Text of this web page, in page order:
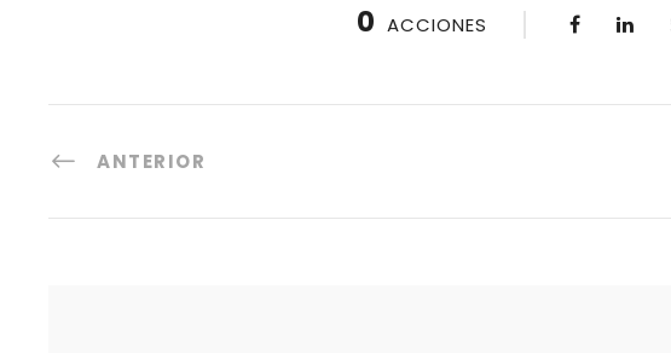
0 ACCIONES
ANTERIOR